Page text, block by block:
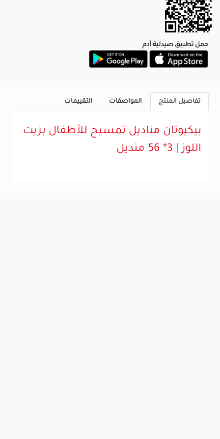
حمل تطبيق صيدلية آدم
تفاصيل المنتج المواصفات التقييمات
بيكيوتان مناديل تمسيح للأطفال بزيت
اللوز | 3* 56 منديل